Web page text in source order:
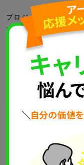
プロジェクトごとに
ブラリのバージョン
コマンドパレットを